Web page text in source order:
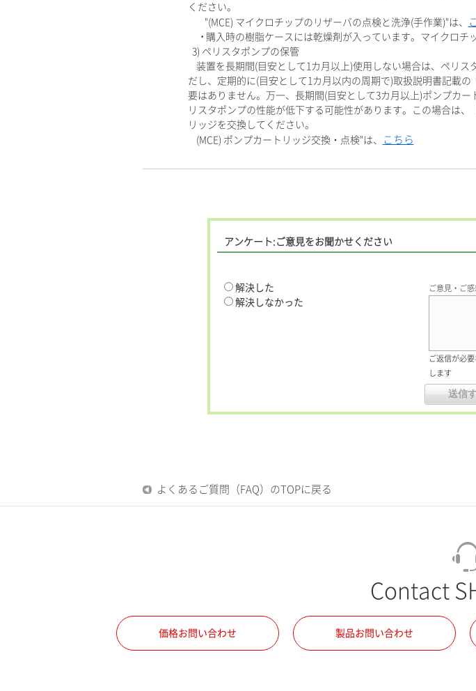
ください。
"(MCE) マイクロチップのリザーバの点検と洗浄(手作業)"は、
• 購入時の樹脂ケースには乾燥剤が入っています。マイクロチ
3) ペリスタポンプの保管
装置を長期間(目安として1カ月以上)使用しない場合は、ペリ
だし、定期的に(目安として1カ月以内の周期で)取扱説明書記載
要はありません。万一、長期間(目安として3カ月以上)ポンプカ
リスタポンプの性能が低下する可能性があります。この場合は
リッジを交換してください。
(MCE) ポンプカートリッジ交換・点検"は、
こちら
アンケート:ご意見をお聞かせください
解決した
解決しなかった
ご意見・ご
ご返信が必
します
よくあるご質問（FAQ）のTOPに戻る
Contact
価格お問い合わせ 製品お問い合わせ